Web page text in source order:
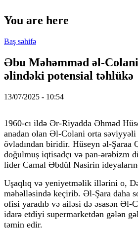
You are here
Baş səhifə
Əbu Məhəmməd əl-
əlindəki potensial təhlükə
13/07/2025 - 10:54
1960-cı ildə Ər-Riyadda Əhməd
anadan olan Əl-Colani orta
övladından biridir. Hüseyn əl-Şaraa
doğulmuş iqtisadçı və pan-ərəbizm
lider Camal Əbdül Nasirin
Uşaqlıq və yeniyetməlik illərini o,
məhəlləsində keçirib. Əl-Şara daha
ofisi yaradıb və ailəsi də əsasən Əl-
idarə etdiyi supermarketdən gələn
təmin edir.